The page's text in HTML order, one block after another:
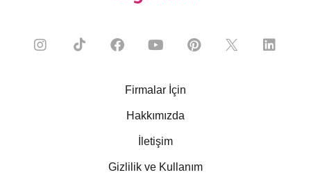
Firmalar İçin
Hakkımızda
İletişim
Gizlilik ve Kullanım